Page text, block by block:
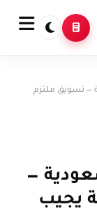
— تسويق ملتزم
—
يجيب